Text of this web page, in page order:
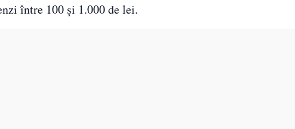
între 100 și 1.000 de lei.